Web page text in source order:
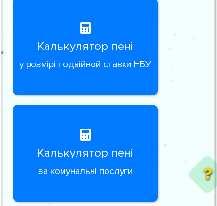
Калькулятор пені
у розмірі подвійной ставки НБУ
Калькулятор пені
за комунальні послуги